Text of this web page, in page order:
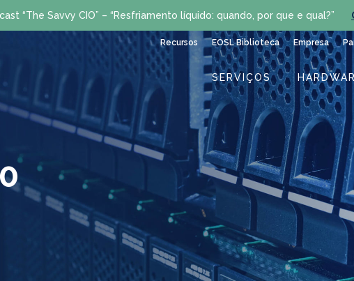
“The Savvy CIO” – “Resfriamento líquido: quando, por que e qual?”
Recursos EOSL Biblioteca Empresa
SERVIÇOS